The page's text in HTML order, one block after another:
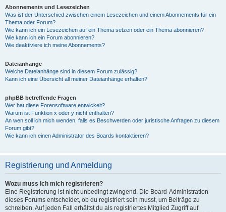
Abonnements und Lesezeichen
Was ist der Unterschied zwischen einem Lesezeichen und einem Abonnements für ein
Thema oder Forum?
Wie kann ich ein Lesezeichen auf ein Thema setzen oder ein Thema abonnieren?
Wie kann ich ein Forum abonnieren?
Wie deaktiviere ich meine Abonnements?
Dateianhänge
Welche Dateianhänge sind in diesem Forum zulässig?
Kann ich eine Übersicht all meiner Dateianhänge erhalten?
phpBB betreffende Fragen
Wer hat diese Forensoftware entwickelt?
Warum ist Funktion x oder y nicht enthalten?
An wen soll ich mich wenden, falls es Beschwerden oder juristische Anfragen zu diesem
Forum gibt?
Wie kann ich einen Administrator des Boards kontaktieren?
Registrierung und Anmeldung
Wozu muss ich mich registrieren?
Eine Registrierung ist nicht unbedingt zwingend. Die Board-Administration
dieses Forums entscheidet, ob du registriert sein musst, um Beiträge zu
schreiben. Auf jeden Fall erhältst du als registriertes Mitglied Zugriff auf